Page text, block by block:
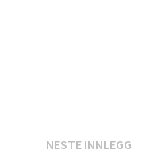
NESTE INNLEGG